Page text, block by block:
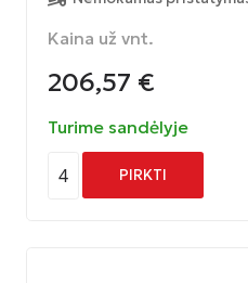
Kaina už vnt.
206,57 €
Turime sandėlyje
4 PIRKTI